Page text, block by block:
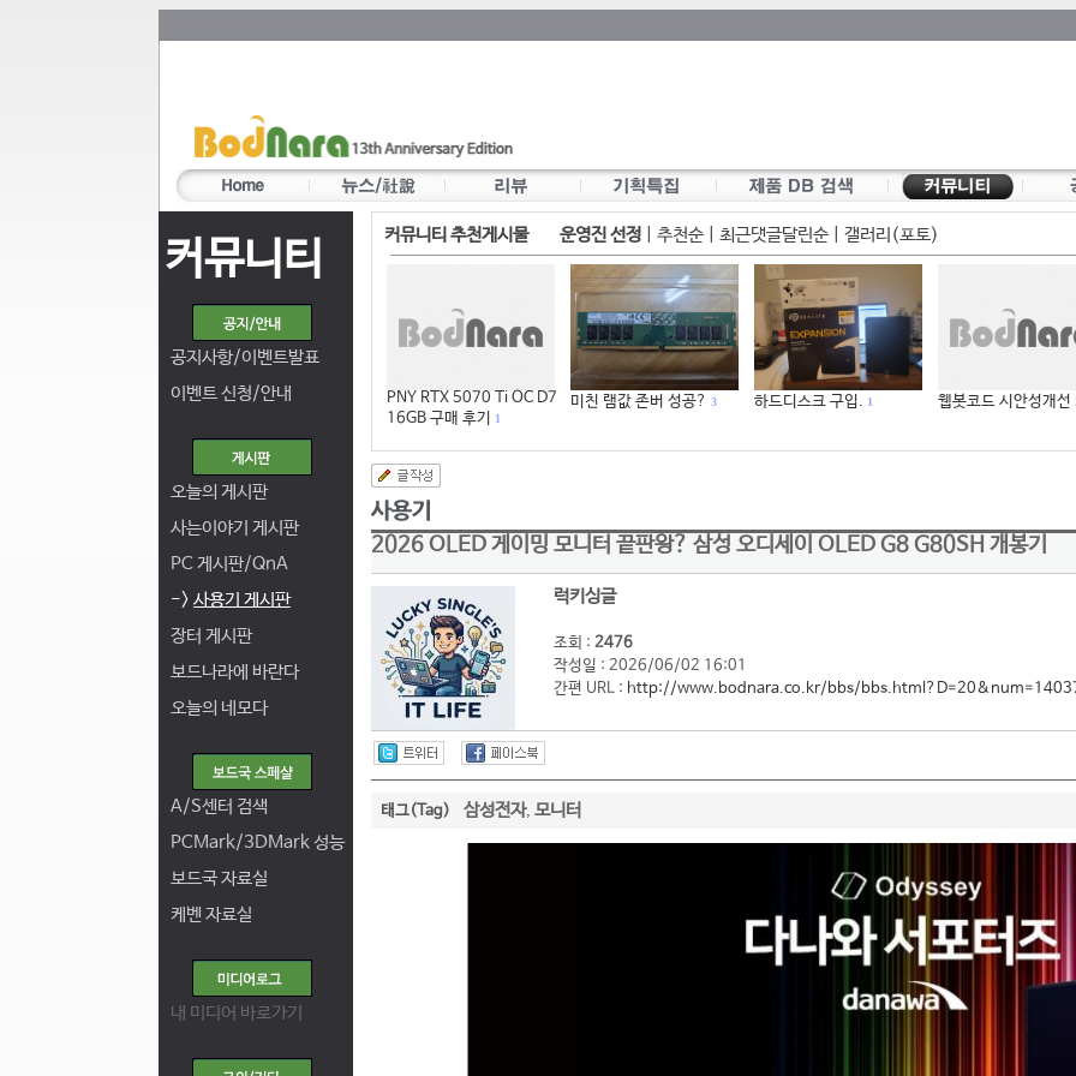
커뮤니티
공지사항/이벤트발표
이벤트 신청/안내
오늘의 게시판
사는이야기 게시판
PC 게시판/QnA
-> 사용기 게시판
장터 게시판
보드나라에 바란다
오늘의 네모다
A/S센터 검색
PCMark/3DMark 성능
보드국 자료실
케벤 자료실
내 미디어 바로가기
커뮤니티 추천게시물 운영진 선정 추천순| 최근댓글달린순| 갤러리(포토)
PNY RTX 5070 Ti OC D7
16GB 구매 후기
1
미친 램값 존버 성공? 3 하드디스크 구입. 1 웹봇코드 시안성개선
2026 OLED 게이밍 모니터 끝판왕? 삼성 오디세이 OLED G8 G80SH 개봉기
럭키싱글
조회 : 2476
작성일 : 2026/06/02 16:01
간편 URL : http://www.bodnara.co.kr/bbs/
태그(Tag) 삼성전자, 모니터